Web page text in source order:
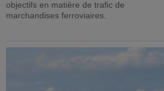
objectifs en matière de trafic de
marchandises ferroviaires.